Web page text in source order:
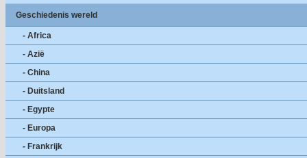
Geschiedenis wereld
- Africa
- Azië
- China
- Duitsland
- Egypte
- Europa
- Frankrijk